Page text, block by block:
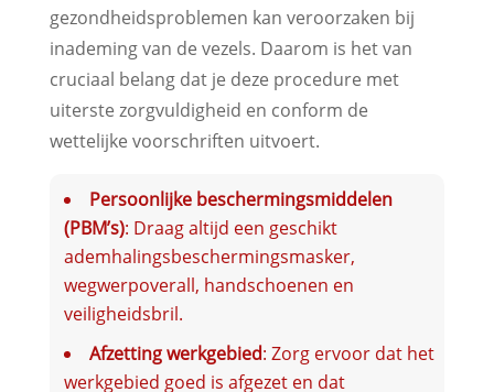
gezondheidsproblemen kan veroorzaken bij
inademing van de vezels. Daarom is het van
cruciaal belang dat je deze procedure met
uiterste zorgvuldigheid en conform de
wettelijke voorschriften uitvoert.
Persoonlijke beschermingsmiddelen
(PBM’s): Draag altijd een geschikt
ademhalingsbeschermingsmasker,
wegwerpoverall, handschoenen en
veiligheidsbril.
Afzetting werkgebied: Zorg ervoor dat het
werkgebied goed is afgezet en dat